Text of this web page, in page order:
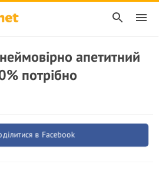
апетитний
потрібно
в Facebook